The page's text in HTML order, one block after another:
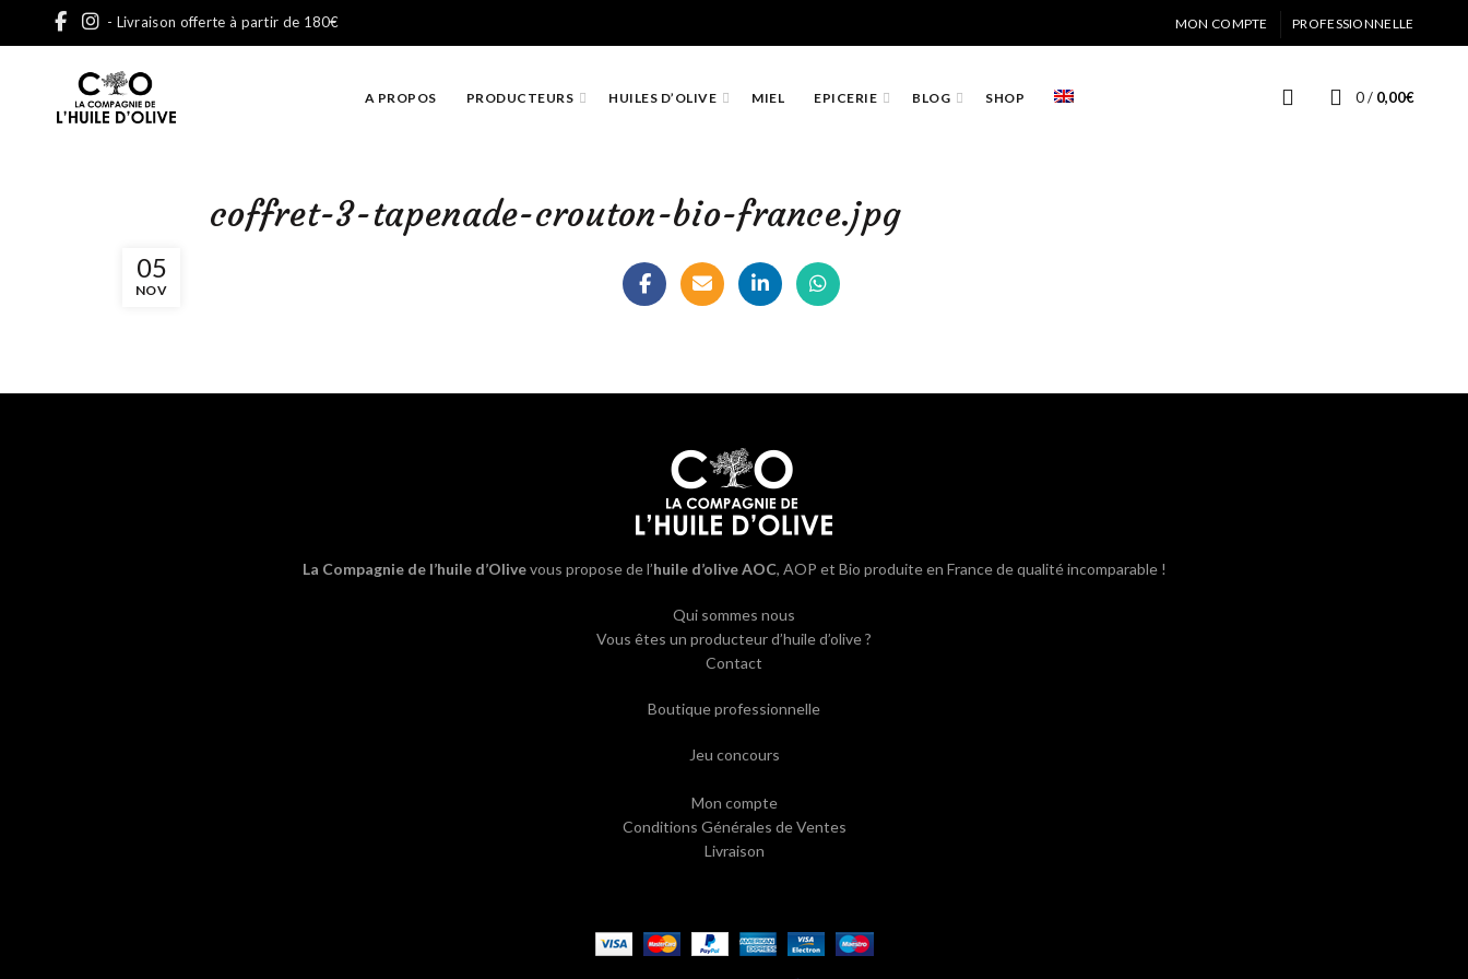
- Livraison offerte à partir de 180€ MON COMPTE PROFESSIONNELLE
A PROPOS PRODUCTEURS HUILES D’OLIVE MIEL EPICERIE BLOG SHOP 0 / 0,00€
05
NOV
coffret-3-tapenade-crouton-bio-france.jpg
La Compagnie de l’huile d’Olivevous propose de l’huile d’olive AOC, AOP et Bio produite en France de qualité incomparable !
Qui sommes nous
Vous êtes un producteur d’huile d’olive ?
Contact
Boutique professionnelle
Jeu concours
Mon compte
Conditions Générales de Ventes
Livraison